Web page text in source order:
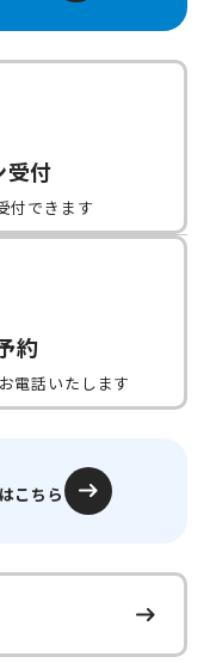
受付
付できます
約
電話いたします
こちら